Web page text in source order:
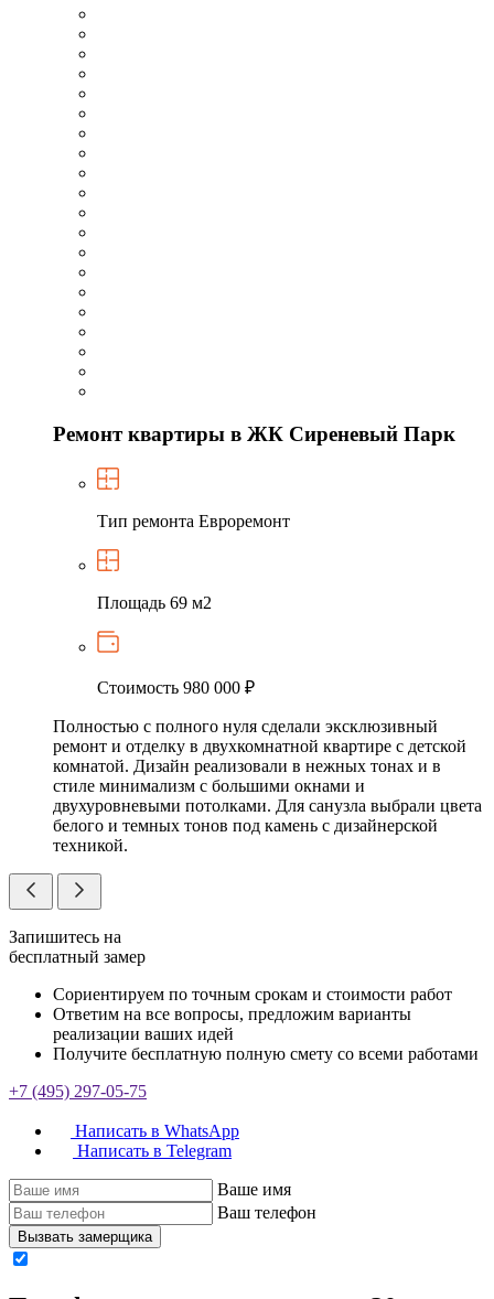
Ремонт квартиры в ЖК Сиреневый Парк
Тип ремонта Евроремонт
Площадь 69 м2
Стоимость 980 000 ₽
Полностью с полного нуля сделали эксклюзивный
ремонт и отделку в двухкомнатной квартире с детской
комнатой. Дизайн реализовали в нежных тонах и в
стиле минимализм с большими окнами и
двухуровневыми потолками. Для санузла выбрали цвета
белого и темных тонов под камень с дизайнерской
техникой.
Запишитесь на
бесплатный замер
Сориентируем по точным срокам и стоимости работ
Ответим на все вопросы, предложим варианты
реализации ваших идей
Получите бесплатную полную смету со всеми работами
+7 (495) 297-05-75
Написать в WhatsApp
Написать в Telegram
Ваше имя
Ваш телефон
Вызвать замерщика